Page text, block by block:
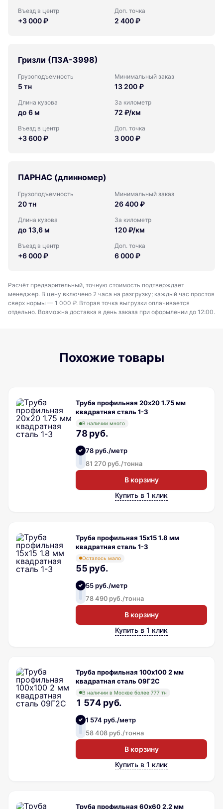
Въезд в центр
+3 000 ₽
Доп. точка
2 400 ₽
Гризли (ПЗА-3998)
Грузоподъемность
5 тн
Минимальный заказ
13 200 ₽
Длина кузова
до 6 м
За километр
72 ₽/км
Въезд в центр
+3 600 ₽
Доп. точка
3 000 ₽
ПАРНАС (длинномер)
Грузоподъемность
20 тн
Минимальный заказ
26 400 ₽
Длина кузова
до 13,6 м
За километр
120 ₽/км
Въезд в центр
+6 000 ₽
Доп. точка
6 000 ₽
Расчёт предварительный, точную стоимость подтверждает
менеджер. В цену включено 2 часа на разгрузку; каждый час простоя
сверх нормы — 1 000 ₽. Вторая точка выгрузки оплачивается
отдельно. Возможна доставка в день заказа при оформлении до 12:00.
Похожие товары
Труба профильная 20х20 1.75 мм
квадратная сталь 1-3
В наличии много
78 руб.
78 руб./метр
81 270 руб./тонна
В корзину
Купить в 1 клик
Труба профильная 15х15 1.8 мм
квадратная сталь 1-3
Осталось мало
55 руб.
55 руб./метр
78 490 руб./тонна
В корзину
Купить в 1 клик
Труба профильная 100х100 2 мм
квадратная сталь 09Г2С
В наличии в Москве более 777 тн
1 574 руб.
1 574 руб./метр
58 408 руб./тонна
В корзину
Купить в 1 клик
Труба профильная 60х60 2.2 мм